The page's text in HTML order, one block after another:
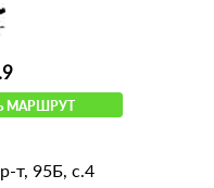
МАРШРУТ
т, 95Б, с.4